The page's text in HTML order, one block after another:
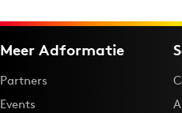
Meer Adformatie
Partners
Events